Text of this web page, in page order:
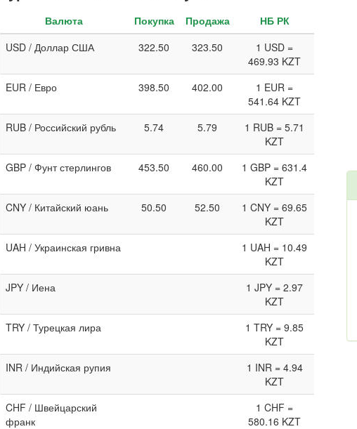
Валюта Покупка Продажа
НБ РК
USD / Доллар США
322.50 323.50
1 USD =
469.93 KZT
EUR / Евро
398.50 402.00
1 EUR =
541.64 KZT
RUB / Российский рубль
5.74 5.79
1 RUB = 5.71
KZT
GBP / Фунт стерлингов
453.50 460.00
1 GBP = 631.4
KZT
CNY / Китайский юань
50.50 52.50
1 CNY = 69.65
KZT
UAH / Украинская гривна
1 UAH = 10.49
KZT
JPY / Иена
1 JPY = 2.97
KZT
TRY / Турецкая лира
1 TRY = 9.85
KZT
INR / Индийская рупия
1 INR = 4.94
KZT
CHF / Швейцарский
франк
1 CHF =
580.16 KZT